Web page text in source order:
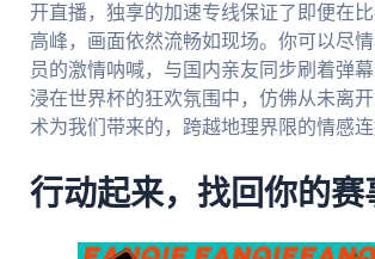
开直播，独享的加速专线保证了即便在
高峰，画面依然流畅如现场。你可以尽
员的激情呐喊，与国内亲友同步刷着弹
浸在世界杯的狂欢氛围中，仿佛从未离
术为我们带来的，跨越地理界限的情感连
行动起来，找回你的赛